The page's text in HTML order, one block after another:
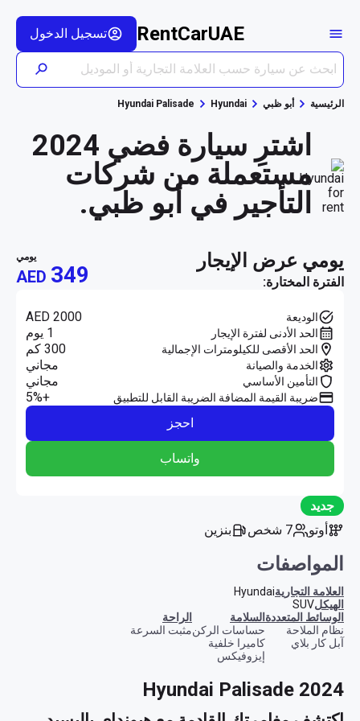
RentCarUAE تسجيل الدخول
الرئيسية أبو ظبي Hyundai
Hyundai Palisade
اشترِ سيارة فضي 2024
مستعملة من شركات
التأجير في أبو ظبي.
يومي عرض الإيجار
الفترة المختارة:
يومي
AED 349
الوديعة AED 2000
الحد الأدنى لفترة الإيجار 1 يوم
الحد الأقصى للكيلومترات الإجمالية 300 كم
الخدمة والصيانة مجاني
التأمين الأساسي مجاني
ضريبة القيمة المضافة الضريبة القابل للتطبيق
+5%
احجز
واتساب
جديد
أوتو
7 شخص بنزين
المواصفات
العلامة التجاريةHyundai
الهيكلSUV
الوسائط المتعددة
نظام الملاحة
آبل كار بلاي
السلامة
حساسات الركن
كاميرا خلفية
إيزوفيكس
الراحة
مثبت السرعة
Hyundai Palisade 2024